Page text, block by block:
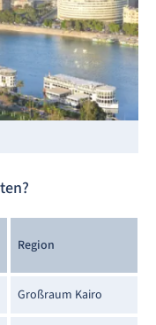
Region
Großraum Kairo